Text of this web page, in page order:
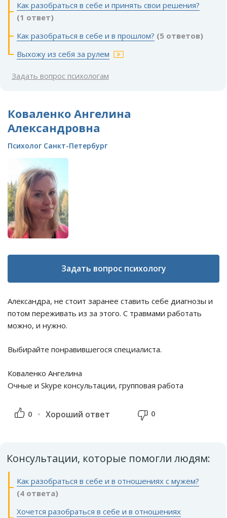
Как разобраться в себе и принять свои решения?
(1 ответ)
Как разобраться в себе и в прошлом? (5 ответов)
Выхожу из себя за рулем
Задать вопрос психологам
Коваленко Ангелина
Александровна
Психолог Санкт-Петербург
Задать вопрос психологу
Александра, не стоит заранее ставить себе диагнозы и
потом переживать из за этого. С травмами работать
можно, и нужно.
Выбирайте понравившегося специалиста.
Коваленко Ангелина
Очные и Skype консультации, групповая работа
0 Хороший ответ 0
Консультации, которые помогли людям:
Как разобраться в себе и в отношениях с мужем?
(4 ответа)
Хочется разобраться в себе и в отношениях